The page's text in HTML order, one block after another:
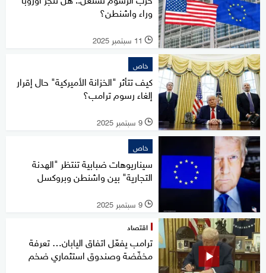
وراء واشنطن؟
l 11 سبتمبر 2025
خاص
كيف تتأثر "الخزانة الأميركية" حال إقرار
إلغاء رسوم ترامب؟
l 9 سبتمبر 2025
خاص
سيناريوهات ضبابية تنتظر "الهدنة
التجارية" بين واشنطن وبروكسل
l 9 سبتمبر 2025
اقتصاد
ترامب يفعّل اتفاق اليابان… تعرفة
مخفّضة وصندوق استثماري ضخم